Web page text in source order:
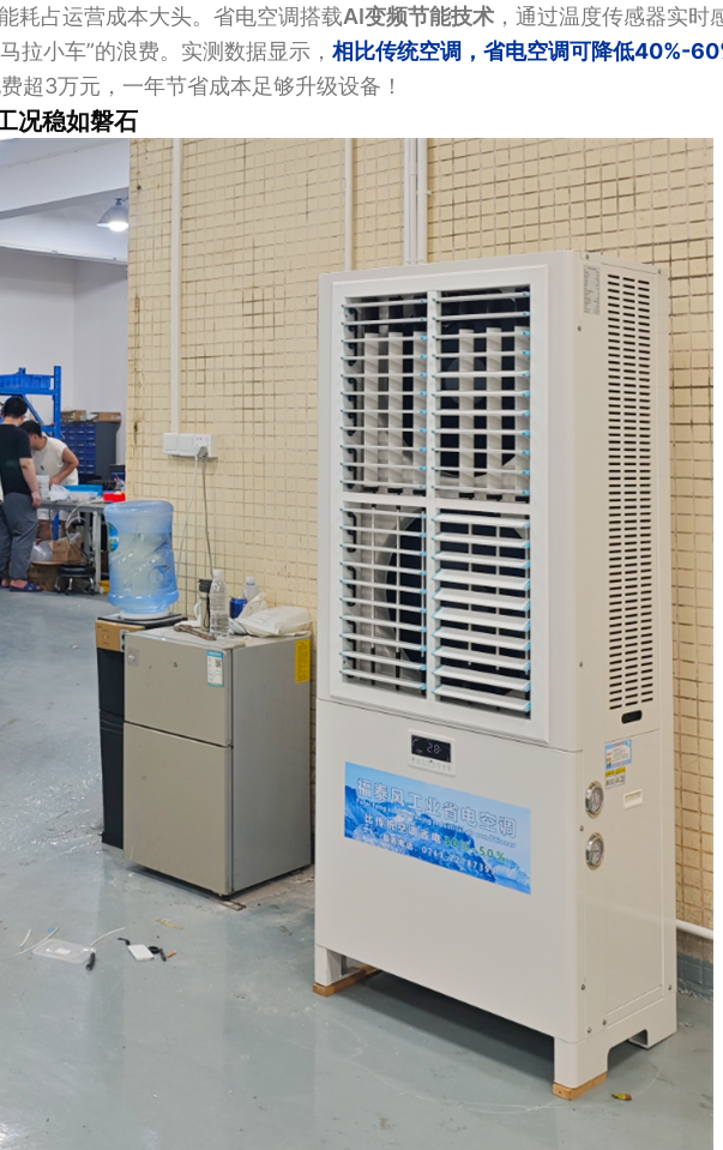
耗占运营成本大头。省电空调搭载AI变频节能技术 ，通过温度传感器实时
拉小车”的浪费。实测数据显示， 相比传统空调，省电空调可降低40%-
超3万元，一年节省成本足够升级设备！
况稳如磐石